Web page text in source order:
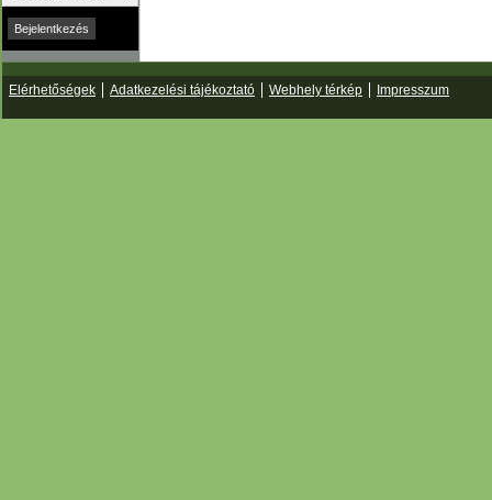
Elérhetőségek Adatkezelési tájékoztató Webhely térkép Impresszum